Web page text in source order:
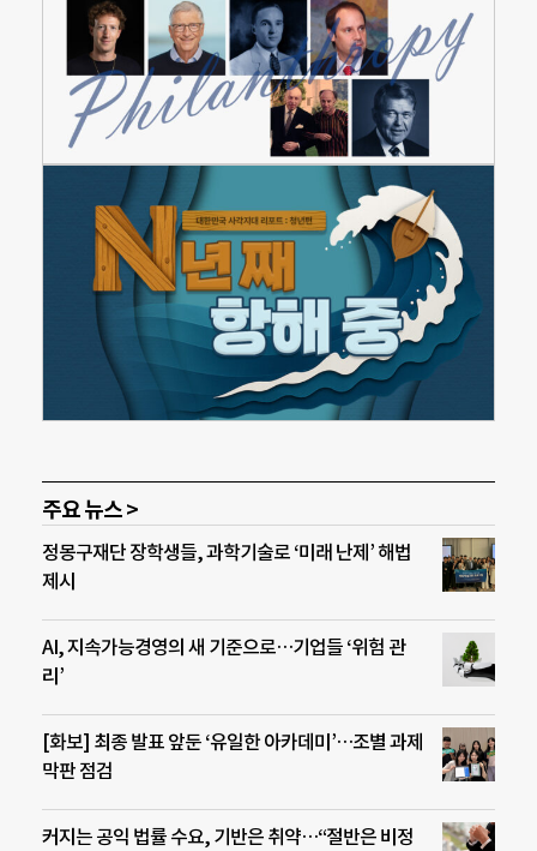
주요 뉴스 >
정몽구재단 장학생들, 과학기술로 ‘미래 난제’ 해법
제시
AI, 지속가능경영의 새 기준으로…기업들 ‘위험 관
리’
[화보] 최종 발표 앞둔 ‘유일한 아카데미’…조별 과제
막판 점검
커지는 공익 법률 수요, 기반은 취약…“절반은 비정